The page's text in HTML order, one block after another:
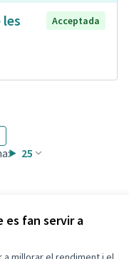
es fan servir a
les
Acceptada
25